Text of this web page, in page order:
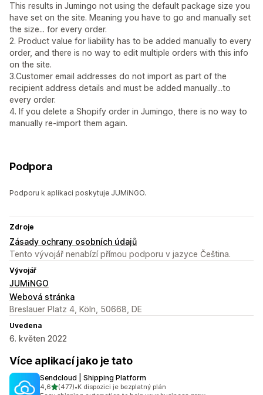
This results in Jumingo not using the default package size you
have set on the site. Meaning you have to go and manually set
the size... for every order.
2. Product value for liability has to be added manually to every
order, and there is no way to edit multiple orders with this info
on the site.
3.Customer email addresses do not import as part of the
recipient address details and must be added manually...to
every order.
4. If you delete a Shopify order in Jumingo, there is no way to
manually re-import them again.
Podpora
Podporu k aplikaci poskytuje JUMiNGO.
Zdroje
Zásady ochrany osobních údajů
Tento vývojář nenabízí přímou podporu v jazyce Čeština.
Vývojář
JUMiNGO
Webová stránka
Breslauer Platz 4, Köln, 50668, DE
Uvedena
6. květen 2022
Více aplikací jako je tato
Sendcloud | Shipping Platform
4,6z 5 hvězd
(477)
Celkový počet recenzí: 477
•K dispozici je bezplatný plán